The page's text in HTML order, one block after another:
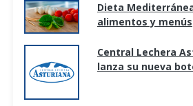
Dieta
alimentos y menús
Central Lechera
lanza su nueva